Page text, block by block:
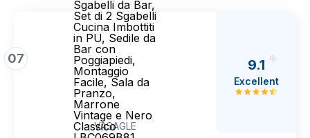
07
VASAGLE
9.1
Excellent